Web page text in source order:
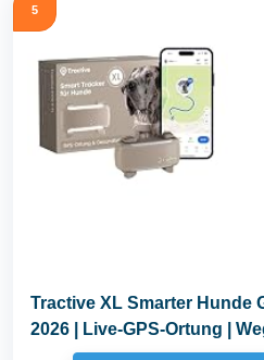
5
Tractive XL Smarter Hunde
2026 | Live-GPS-Ortung |